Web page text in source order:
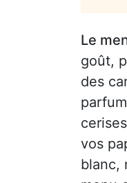
Le
goût,
des
vos
blanc,